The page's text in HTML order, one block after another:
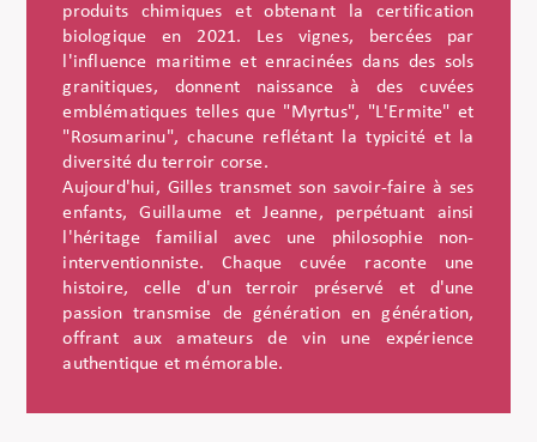
produits chimiques et obtenant la certification
biologique en 2021. Les vignes, bercées par
l'influence maritime et enracinées dans des sols
granitiques, donnent naissance à des cuvées
emblématiques telles que "Myrtus", "L'Ermite" et
"Rosumarinu", chacune reflétant la typicité et la
diversité du terroir corse.
Aujourd'hui, Gilles transmet son savoir-faire à ses
enfants, Guillaume et Jeanne, perpétuant ainsi
l'héritage familial avec une philosophie non-
interventionniste. Chaque cuvée raconte une
histoire, celle d'un terroir préservé et d'une
passion transmise de génération en génération,
offrant aux amateurs de vin une expérience
authentique et mémorable.